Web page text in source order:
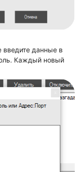
данные в
Каждый новый